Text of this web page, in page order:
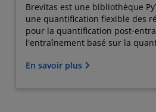
Brevitas est une bibliothèque
une quantification flexible des
pour la quantification post-
l'entraînement basé sur la
En savoir plus